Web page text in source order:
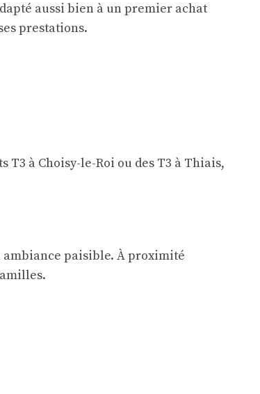
aussi bien à un premier achat
prestations.
T3 à Choisy-le-Roi ou des T3 à Thiais,
ambiance paisible. À proximité